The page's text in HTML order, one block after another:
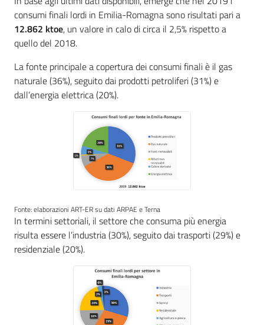
consumi finali lordi in Emilia-Romagna sono risultati pari a
12.862 ktoe, un valore in calo di circa il 2,5% rispetto a
quello del 2018.
La fonte principale a copertura dei consumi finali è il gas
naturale (36%), seguito dai prodotti petroliferi (31%) e
dall’energia elettrica (20%).
Fonte: elaborazioni ART-ER su dati ARPAE e Terna
In termini settoriali, il settore che consuma più energia
risulta essere l’industria (30%), seguito dai trasporti (29%) e
residenziale (20%).